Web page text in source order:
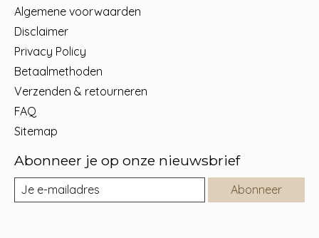
Algemene voorwaarden
Disclaimer
Privacy Policy
Betaalmethoden
Verzenden & retourneren
FAQ
Sitemap
Abonneer je op onze nieuwsbrief
Abonneer